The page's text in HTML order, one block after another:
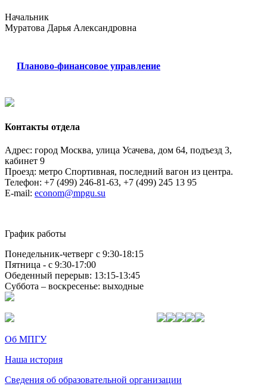
Начальник
Муратова Дарья Александровна
Планово-финансовое управление
Контакты отдела
Адрес: город Москва, улица Усачева, дом 64, подъезд 3,
кабинет 9
Проезд: метро Спортивная, последний вагон из центра.
Телефон: +7 (499) 246-81-63, +7 (499) 245 13 95
E-mail: econom@mpgu.su
График работы
Понедельник-четверг с 9:30-18:15
Пятница - с 9:30-17:00
Обеденный перерыв: 13:15-13:45
Суббота – воскресенье: выходные
Об МПГУ
Наша история
Сведения об образовательной организации